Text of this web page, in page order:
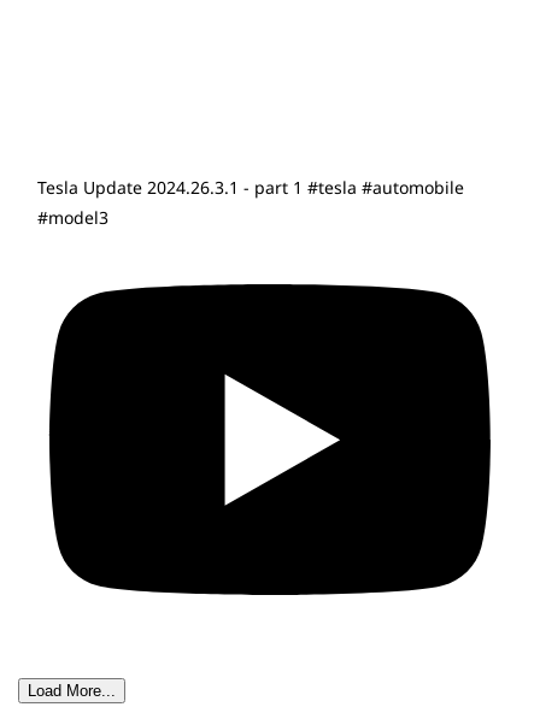
Tesla Update 2024.26.3.1 - part 1 #tesla #automobile
#model3
Load More...